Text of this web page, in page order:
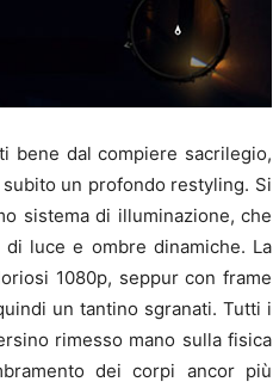
bene dal compiere sacrilegio,
un profondo restyling. Si
sistema di illuminazione, che
luce e ombre dinamiche. La
1080p, seppur con frame
un tantino sgranati. Tutti i
rimesso mano sulla fisica
dei corpi ancor più